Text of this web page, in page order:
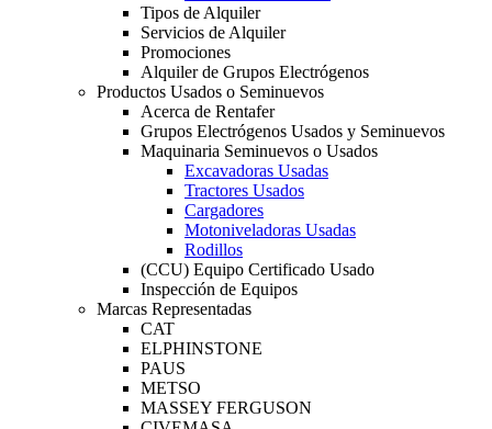
Tipos de Alquiler
Servicios de Alquiler
Promociones
Alquiler de Grupos Electrógenos
Productos Usados o Seminuevos
Acerca de Rentafer
Grupos Electrógenos Usados y Seminuevos
Maquinaria Seminuevos o Usados
Excavadoras Usadas
Tractores Usados
Cargadores
Motoniveladoras Usadas
Rodillos
(CCU) Equipo Certificado Usado
Inspección de Equipos
Marcas Representadas
CAT
ELPHINSTONE
PAUS
METSO
MASSEY FERGUSON